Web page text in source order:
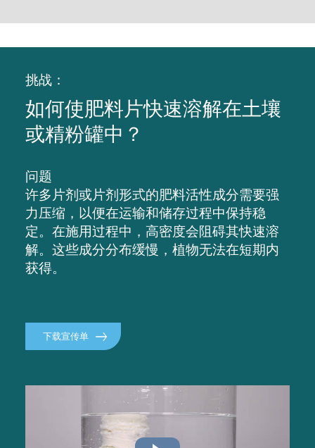
挑战：
如何使肥料片快速溶解在土壤
或精粉罐中？
问题
许多片剂或片剂形式的肥料活性成分需要强
力压缩，以便在运输和储存过程中保持稳
定。在施用过程中，高密度会阻碍其快速溶
解。这些成分分布缓慢，植物无法在短期内
获得。
下载宣传单